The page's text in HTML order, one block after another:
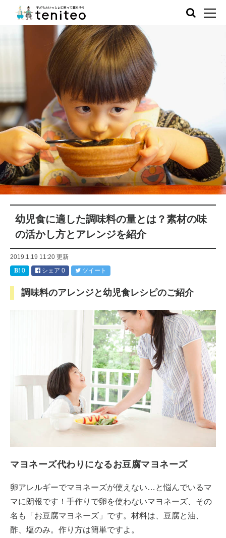
幼児食に適した調味料の量とは？素材の味
の活かし方とアレンジを紹介
2019.1.19 11:20 更新
0
シェア 0 ツイート
調味料のアレンジと幼児食レシピのご紹介
マヨネーズ代わりになるお豆腐マヨネーズ
卵アレルギーでマヨネーズが使えない…と悩んでいるマ
マに朗報です！手作りで卵を使わないマヨネーズ、その
名も「お豆腐マヨネーズ」です。材料は、豆腐と油、
酢、塩のみ。作り方は簡単ですよ。